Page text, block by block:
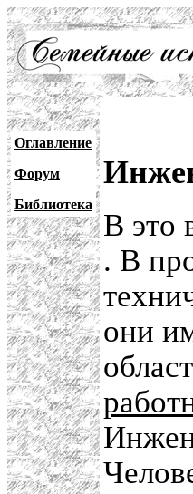
Оглавление
Форум
Библиотека
В это
. В
они